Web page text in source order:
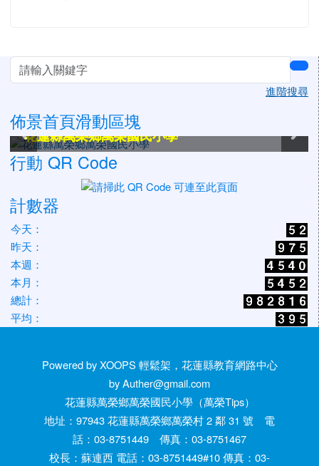
左邊區域內容
進階搜尋
佈景首頁滑動區塊
花蓮縣萬榮鄉萬榮國民小學
花蓮縣萬榮鄉萬榮國民小學
花蓮縣萬榮鄉萬榮國民小學
花蓮縣萬榮鄉萬榮國民小學
花蓮縣萬榮鄉萬榮國民小學
花蓮縣萬榮鄉萬榮國民小學
行動 QR Code
計數器
今天：
昨天：
本週：
本月：
總計：
平均：
Powered by XOOPS 輕鬆架，花蓮縣教育網路中心
by Auther@gmail.com
花蓮縣萬榮鄉萬榮國民小學（萬榮Tips）
地址：97943 花蓮縣萬榮鄉萬榮村 2 鄰 31 號 電
話：03-8751449 傳真：03-8751467
校長：蘇連西 電話：03-8751449#10 傳真：03-